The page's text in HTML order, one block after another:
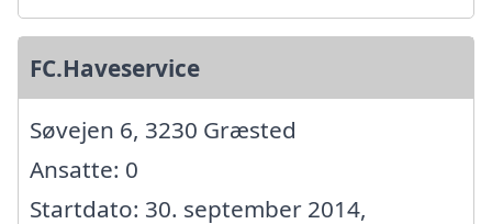
FC.Haveservice
Søvejen 6, 3230 Græsted
Ansatte: 0
Startdato: 30. september 2014,